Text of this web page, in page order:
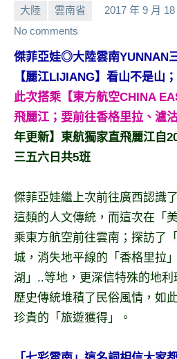
賓、
News
金
號
節
目
班
景
節
目
主
吳
哥
窟
國
大陸 雲南省 2017 年 9 月 18
No comments
傑菲亞娃◎大陸雲南YUNNAN
【麗江LIJIANG】看山不是山
此次搭乘【東方航空CHINA
飛麗江；要前往香格里拉、瀘
年更新】 東航獨家直飛麗江自
三五六日共5班
傑菲亞娃繼上次前往廣西認識
這類的人文傳統，而這次在「
乘東方航空前往雲南；探訪了
城，消失地平線的「香格里拉
湖」..等地，更深信特殊的地利
歷史傳統堆積了民俗風情，如
珍貴的「旅遊獲得」。